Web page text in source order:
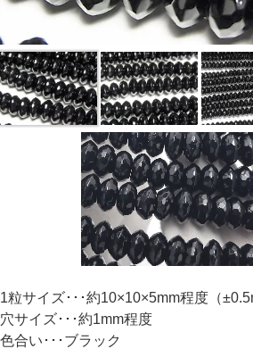
1粒サイズ･･･約10×10×5mm程度（
穴サイズ･･･約1mm程度
色合い･･･ブラック